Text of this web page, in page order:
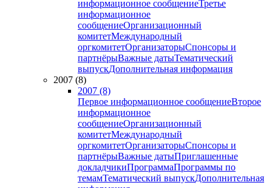
информационное сообщениеТретье
информационное
сообщениеОрганизационный
комитетМеждународный
оргкомитетОрганизаторыСпонсоры и
партнёрыВажные датыТематический
выпускДополнительная информация
2007 (8)
2007 (8)
Первое информационное сообщениеВторое
информационное
сообщениеОрганизационный
комитетМеждународный
оргкомитетОрганизаторыСпонсоры и
партнёрыВажные датыПриглашенные
докладчикиПрограммаПрограммы по
темамТематический выпускДополнительная